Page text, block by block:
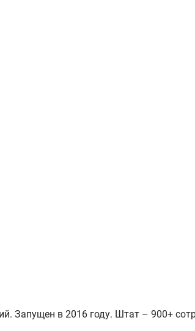
Запущен в 2016 году. Штат – 900+